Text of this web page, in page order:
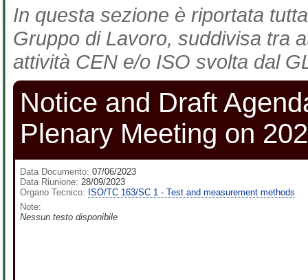
In questa sezione è riportata
Gruppo di Lavoro, suddivisa tra
attività CEN e/o ISO svolta dal
Notice and Draft
Plenary Meeting on
Data Documento: 07/06/2023
Data Riunione: 28/09/2023
Organo Tecnico: ISO/TC 163/SC 1 - Test and measurement methods
Note:
Nessun testo disponibile